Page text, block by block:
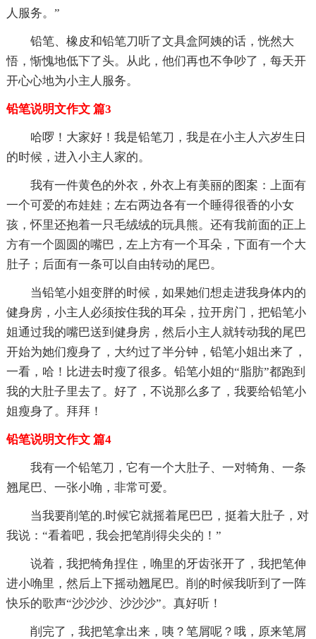
人服务。”
铅笔、橡皮和铅笔刀听了文具盒阿姨的话，恍然大
悟，惭愧地低下了头。从此，他们再也不争吵了，每天开
开心心地为小主人服务。
铅笔说明文作文 篇3
哈啰！大家好！我是铅笔刀，我是在小主人六岁生日
的时候，进入小主人家的。
我有一件黄色的外衣，外衣上有美丽的图案：上面有
一个可爱的布娃娃；左右两边各有一个睡得很香的小女
孩，怀里还抱着一只毛绒绒的玩具熊。还有我前面的正上
方有一个圆圆的嘴巴，左上方有一个耳朵，下面有一个大
肚子；后面有一条可以自由转动的尾巴。
当铅笔小姐变胖的时候，如果她们想走进我身体内的
健身房，小主人必须按住我的耳朵，拉开房门，把铅笔小
姐通过我的嘴巴送到健身房，然后小主人就转动我的尾巴
开始为她们瘦身了，大约过了半分钟，铅笔小姐出来了，
一看，哈！比进去时瘦了很多。铅笔小姐的“脂肪”都跑到
我的大肚子里去了。好了，不说那么多了，我要给铅笔小
姐瘦身了。拜拜！
铅笔说明文作文 篇4
我有一个铅笔刀，它有一个大肚子、一对犄角、一条
翘尾巴、一张小唃，非常可爱。
当我要削笔的.时候它就摇着尾巴巴，挺着大肚子，对
我说：“看着吧，我会把笔削得尖尖的！”
说着，我把犄角捏住，唃里的牙齿张开了，我把笔伸
进小唃里，然后上下摇动翘尾巴。削的时候我听到了一阵
快乐的歌声“沙沙沙、沙沙沙”。真好听！
削完了，我把笔拿出来，咦？笔屑呢？哦，原来笔屑